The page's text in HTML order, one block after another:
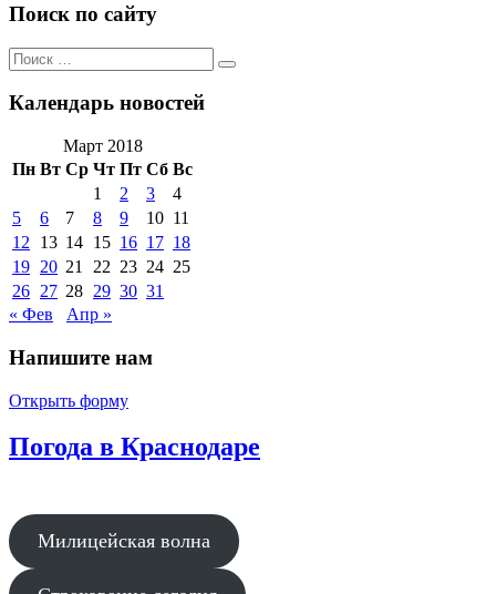
Поиск по сайту
Поиск
по:
Поиск
Календарь новостей
Март 2018
Пн Вт Ср Чт Пт Сб Вс
1
2 3
4
5
6 7 8 9 10 11
12
13 14 15 16 17 18
19 20 21 22 23 24 25
26 27 28 29 30 31
« Фев
Апр »
Напишите нам
Открыть форму
Погода в Краснодаре
Милицейская волна